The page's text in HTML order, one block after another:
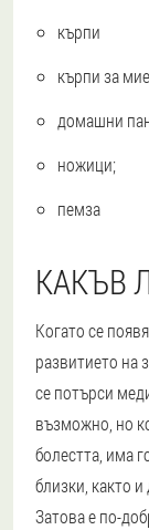
кърпи
кърпи за
домашни
ножици;
пемза
КАКЪВ
Когато се
развитието на
се потърси
възможно, но
болестта, има
близки, както
Затова е по-